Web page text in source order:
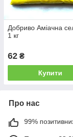
Добриво Аміачна
1 кг
62 ₴
Купити
Про нас
99%